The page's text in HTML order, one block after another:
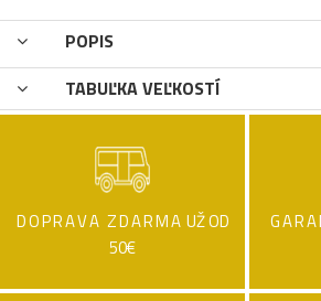
POPIS
TABUĽKA VEĽKOSTÍ
DOPRAVA ZDARMA UŽ OD
50€